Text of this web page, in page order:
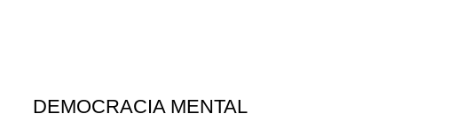
DEMOCRACIA MENTAL